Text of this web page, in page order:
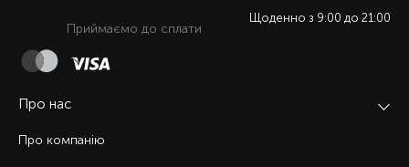
Про нас
Про компанію
Щоденно з 9:00 до 21:00
Приймаємо до сплати